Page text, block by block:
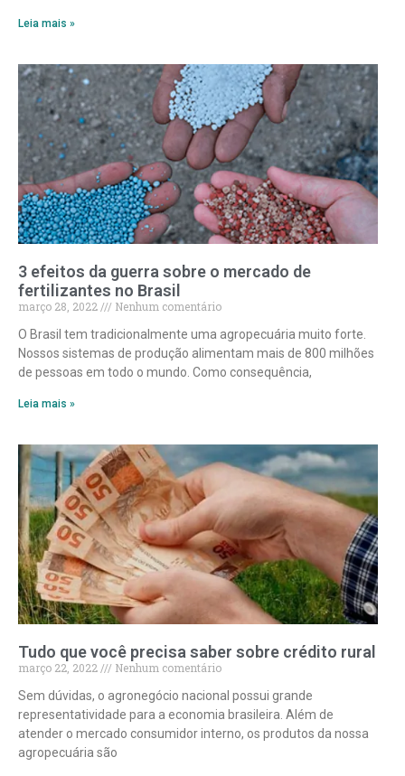
Leia mais »
3 efeitos da guerra sobre o mercado de
fertilizantes no Brasil
março 28, 2022
Nenhum comentário
O Brasil tem tradicionalmente uma agropecuária muito forte.
Nossos sistemas de produção alimentam mais de 800 milhões
de pessoas em todo o mundo. Como consequência,
Leia mais »
Tudo que você precisa saber sobre crédito rural
março 22, 2022
Nenhum comentário
Sem dúvidas, o agronegócio nacional possui grande
representatividade para a economia brasileira. Além de
atender o mercado consumidor interno, os produtos da nossa
agropecuária são